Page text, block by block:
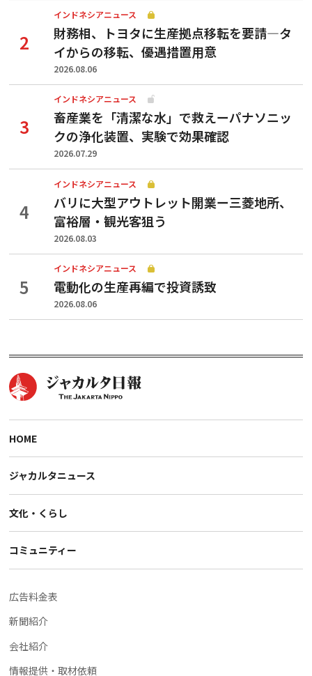
インドネシアニュース
財務相、トヨタに生産拠点移転を要請—タ
イからの移転、優遇措置用意
2026.08.06
インドネシアニュース
畜産業を「清潔な水」で救えーパナソニッ
クの浄化装置、実験で効果確認
2026.07.29
インドネシアニュース
バリに大型アウトレット開業ー三菱地所、
富裕層・観光客狙う
2026.08.03
インドネシアニュース
電動化の生産再編で投資誘致
2026.08.06
HOME
ジャカルタニュース
文化・くらし
コミュニティー
広告料金表
新聞紹介
会社紹介
情報提供・取材依頼